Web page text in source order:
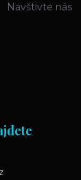
Navštivte nás